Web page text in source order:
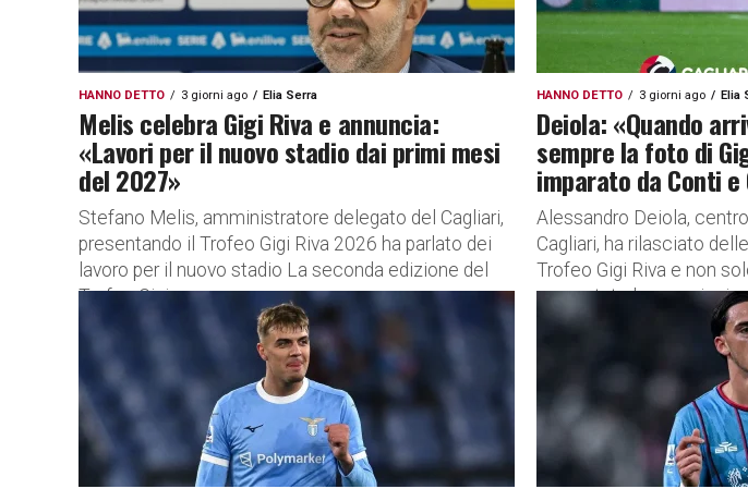
HANNO DETTO 3 giorni ago Elia Serra
Melis celebra Gigi Riva e annuncia:
«Lavori per il nuovo stadio dai primi mesi
del 2027»
Stefano Melis, amministratore delegato del Cagliari,
presentando il Trofeo Gigi Riva 2026 ha parlato dei
lavoro per il nuovo stadio La seconda edizione del
Trofeo Gigi...
HANNO DETTO 3 giorni ago Elia
Deiola: «Quando
sempre la foto di
imparato da Conti e
Alessandro Deiola,
Cagliari, ha rilasciato
Trofeo Gigi Riva e non
raccontato le emozioni...